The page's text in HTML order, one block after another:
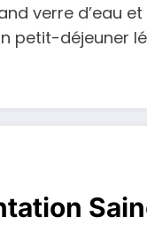
verre d’eau
petit-